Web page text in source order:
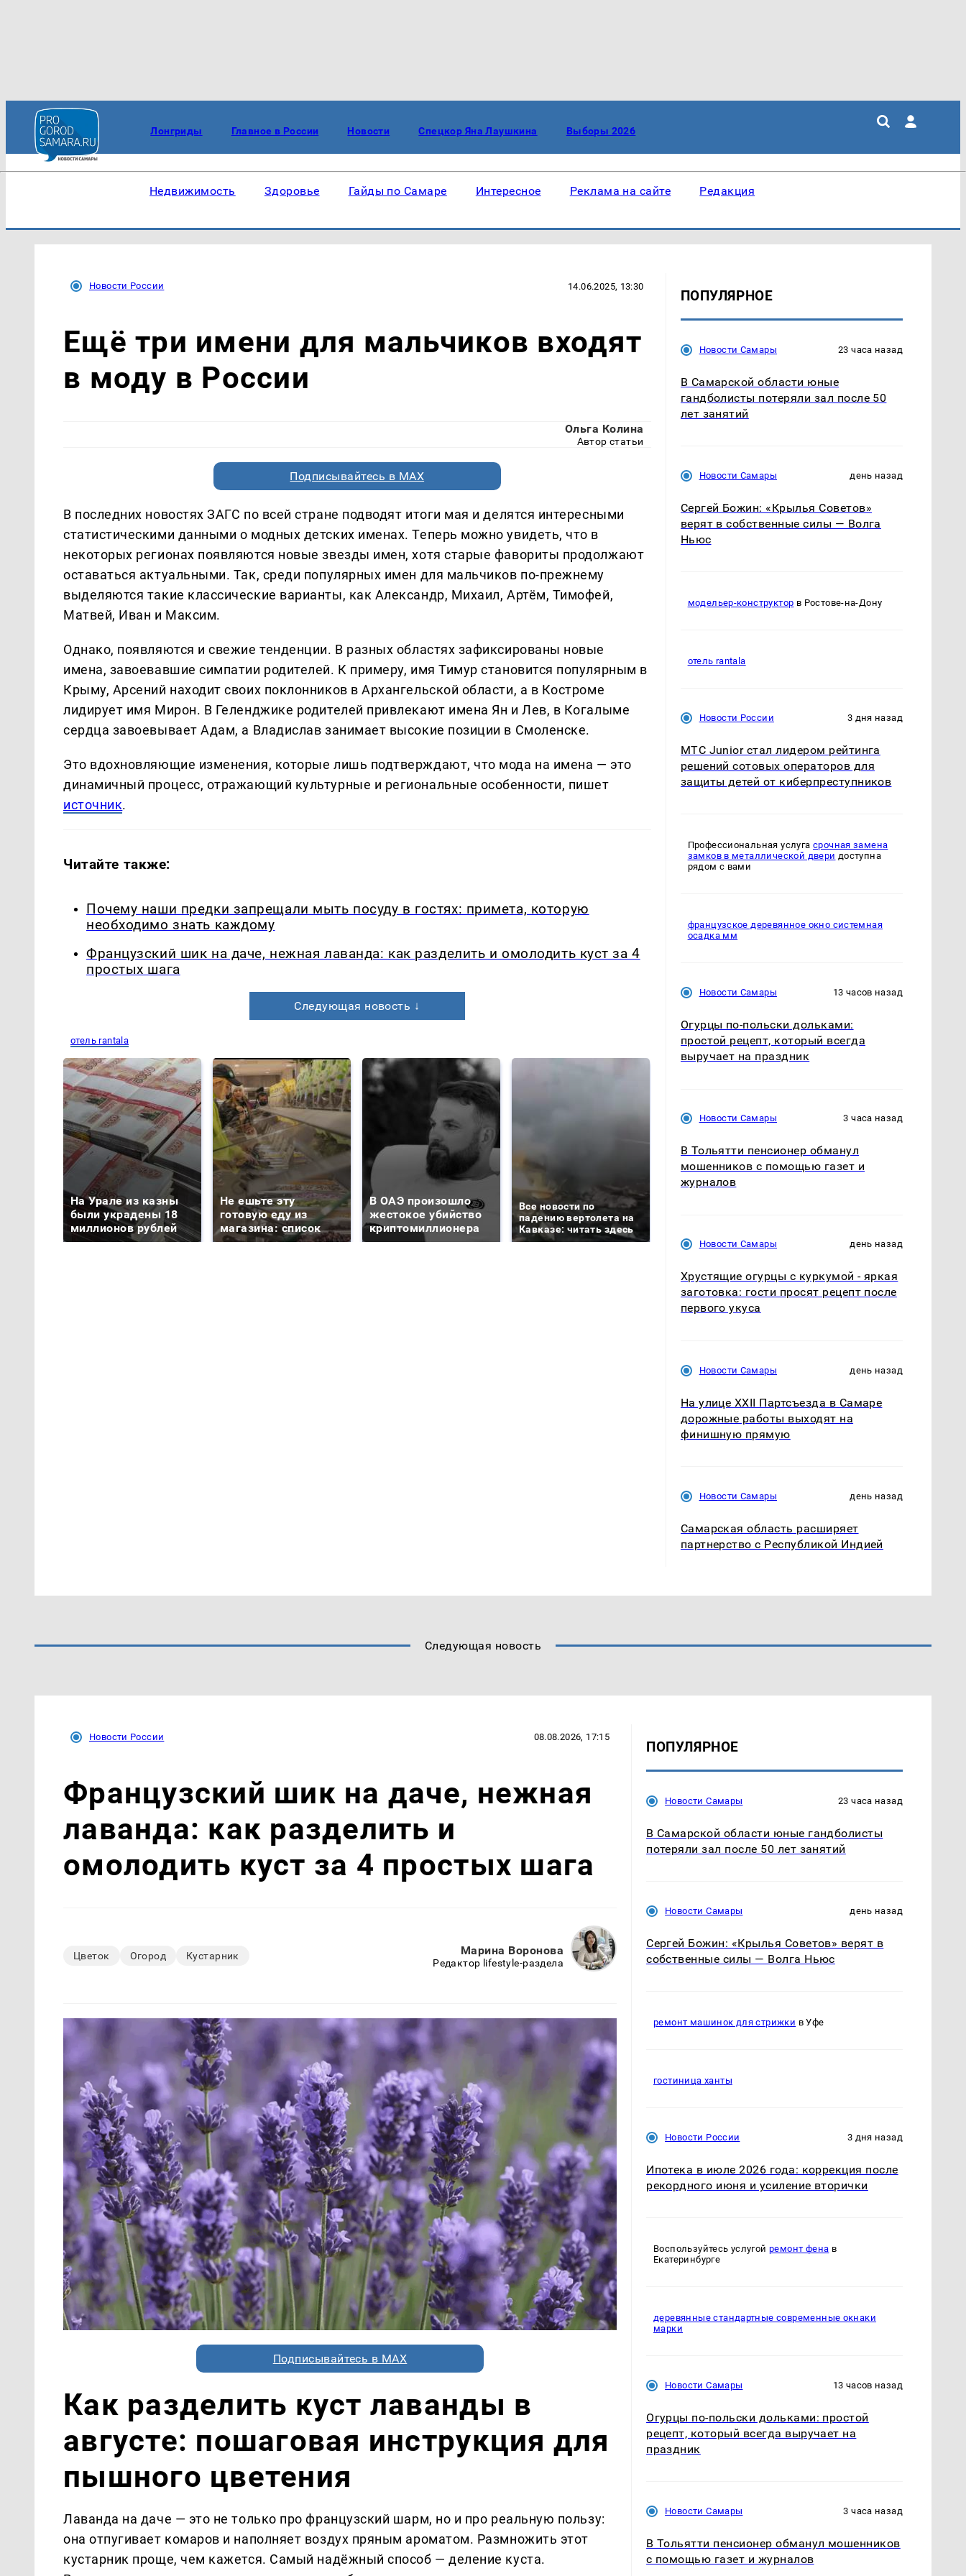
Лонгриды Главное в России Новости Спецкор Яна Лаушкина Выборы 2026
Недвижимость Здоровье Гайды по Самаре Интересное Реклама на сайте Редакция
Новости России 14.06.2025, 13:30
Ещё три имени для мальчиков входят
в моду в России
Ольга Колина
Автор статьи
Подписывайтесь в MAX
В последних новостях ЗАГС по всей стране подводят итоги мая и делятся интересными
статистическими данными о модных детских именах. Теперь можно увидеть, что в
некоторых регионах появляются новые звезды имен, хотя старые фавориты продолжают
оставаться актуальными. Так, среди популярных имен для мальчиков по-прежнему
выделяются такие классические варианты, как Александр, Михаил, Артём, Тимофей,
Матвей, Иван и Максим.
Однако, появляются и свежие тенденции. В разных областях зафиксированы новые
имена, завоевавшие симпатии родителей. К примеру, имя Тимур становится популярным в
Крыму, Арсений находит своих поклонников в Архангельской области, а в Костроме
лидирует имя Мирон. В Геленджике родителей привлекают имена Ян и Лев, в Когалыме
сердца завоевывает Адам, а Владислав занимает высокие позиции в Смоленске.
Это вдохновляющие изменения, которые лишь подтверждают, что мода на имена — это
динамичный процесс, отражающий культурные и региональные особенности, пишет
источник.
Читайте также:
Почему наши предки запрещали мыть посуду в гостях: примета, которую
необходимо знать каждому
Французский шик на даче, нежная лаванда: как разделить и омолодить куст за 4
простых шага
Следующая новость ↓
отель rantala
На Урале из казны
были украдены 18
миллионов рублей
Не ешьте эту
готовую еду из
магазина: список
В ОАЭ произошло
жестокое убийство
криптомиллионера
Все новости по
падению вертолета на
Кавказе: читать здесь
ПОПУЛЯРНОЕ
Новости Самары 23 часа назад
В Самарской области юные
гандболисты потеряли зал после 50
лет занятий
Новости Самары день назад
Сергей Божин: «Крылья Советов»
верят в собственные силы — Волга
Ньюс
модельер-конструктор в Ростове-на-Дону
отель rantala
Новости России 3 дня назад
МТС Junior стал лидером рейтинга
решений сотовых операторов для
защиты детей от киберпреступников
Профессиональная услуга срочная замена
замков в металлической двери доступна
рядом с вами
французское деревянное окно системная
осадка мм
Новости Самары 13 часов назад
Огурцы по‑польски дольками:
простой рецепт, который всегда
выручает на праздник
Новости Самары 3 часа назад
В Тольятти пенсионер обманул
мошенников с помощью газет и
журналов
Новости Самары день назад
Хрустящие огурцы с куркумой - яркая
заготовка: гости просят рецепт после
первого укуса
Новости Самары день назад
На улице XXII Партсъезда в Самаре
дорожные работы выходят на
финишную прямую
Новости Самары день назад
Самарская область расширяет
партнерство с Республикой Индией
Следующая новость
Новости России 08.08.2026, 17:15
Французский шик на даче, нежная
лаванда: как разделить и
омолодить куст за 4 простых шага
Цветок Огород Кустарник Марина Воронова
Редактор lifestyle-раздела
Подписывайтесь в MAX
Как разделить куст лаванды в
августе: пошаговая инструкция для
пышного цветения
Лаванда на даче — это не только про французский шарм, но и про реальную пользу:
она отпугивает комаров и наполняет воздух пряным ароматом. Размножить этот
кустарник проще, чем кажется. Самый надёжный способ — деление куста.
ПОПУЛЯРНОЕ
Новости Самары 23 часа назад
В Самарской области юные гандболисты
потеряли зал после 50 лет занятий
Новости Самары день назад
Сергей Божин: «Крылья Советов» верят в
собственные силы — Волга Ньюс
ремонт машинок для стрижки в Уфе
гостиница ханты
Новости России 3 дня назад
Ипотека в июле 2026 года: коррекция после
рекордного июня и усиление вторички
Воспользуйтесь услугойремонт фена в
Екатеринбурге
деревянные стандартные современные окнаки
марки
Новости Самары 13 часов назад
Огурцы по‑польски дольками: простой
рецепт, который всегда выручает на
праздник
Новости Самары 3 часа назад
В Тольятти пенсионер обманул мошенников
с помощью газет и журналов